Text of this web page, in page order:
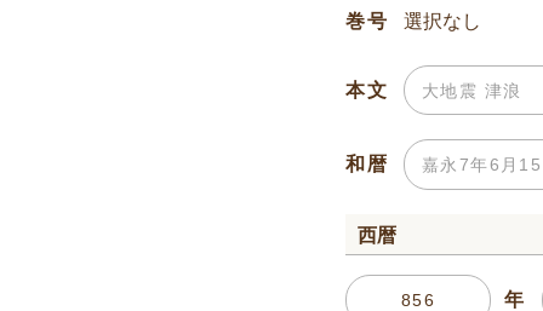
巻号
本文
和暦
西暦
年